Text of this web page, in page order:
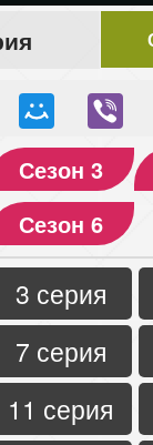
Сезон 3
Сезон 6
3 серия
7 серия
11 серия